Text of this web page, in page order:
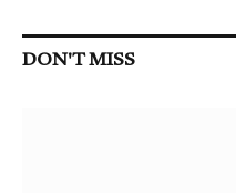
DON'T MISS